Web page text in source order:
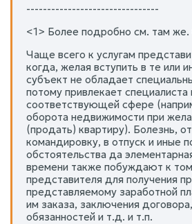
--------------------------------
<1> Более подробно см. там же.
Чаще всего к услугам
когда, желая вступить в те или
субъект не обладает
потому привлекает специалиста
соответствующей сфере
оборота недвижимости при
(продать) квартиру). Болезнь,
командировку, в отпуск и иные
обстоятельства да
времени также побуждают к
представителя для получения
представляемому заработной
им заказа, заключения
обязанностей и т.д. и т.п.